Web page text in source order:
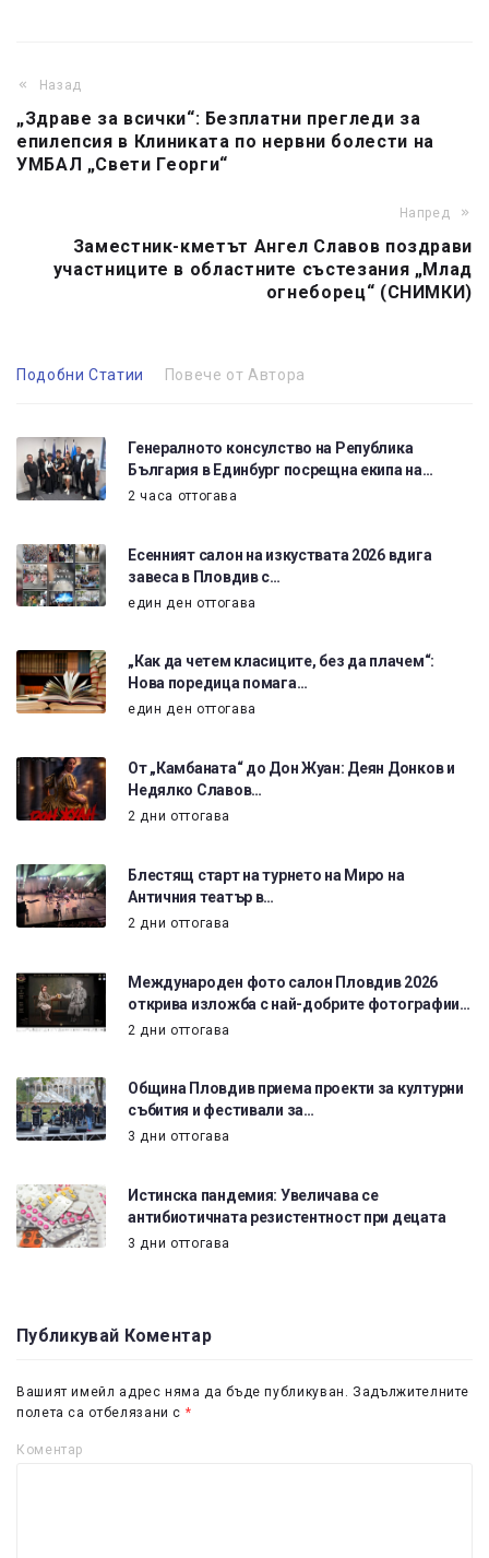
Назад
„Здраве за всички“: Безплатни прегледи за
епилепсия в Клиниката по нервни болести на
УМБАЛ „Свети Георги“
Напред
Заместник-кметът Ангел Славов поздрави
участниците в областните състезания „Млад
огнеборец“ (СНИМКИ)
Подобни Статии Повече от Автора
Генералното консулство на Република
България в Единбург посрещна екипа на…
2 часа оттогава
Есенният салон на изкуствата 2026 вдига
завеса в Пловдив с…
един ден оттогава
„Как да четем класиците, без да плачем“:
Нова поредица помага…
един ден оттогава
От „Камбаната“ до Дон Жуан: Деян Донков и
Недялко Славов…
2 дни оттогава
Блестящ старт на турнето на Миро на
Античния театър в…
2 дни оттогава
Международен фото салон Пловдив 2026
открива изложба с най-добрите фотографии…
2 дни оттогава
Община Пловдив приема проекти за културни
събития и фестивали за…
3 дни оттогава
Истинска пандемия: Увеличава се
антибиотичната резистентност при децата
3 дни оттогава
Публикувай Коментар
Вашият имейл адрес няма да бъде публикуван.
Задължителните
полета са отбелязани с *
Коментар